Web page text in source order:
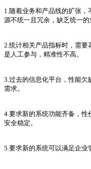
1.随着业务和产品线的扩张
源不统一且冗余，缺乏统一的
2.统计相关产品指标时，需
是人工参与，精准性不高。
3.过去的信息化平台，性能
需求。
4.要求新的系统功能齐备，性
安全稳定。
5.要求新的系统可以满足企业